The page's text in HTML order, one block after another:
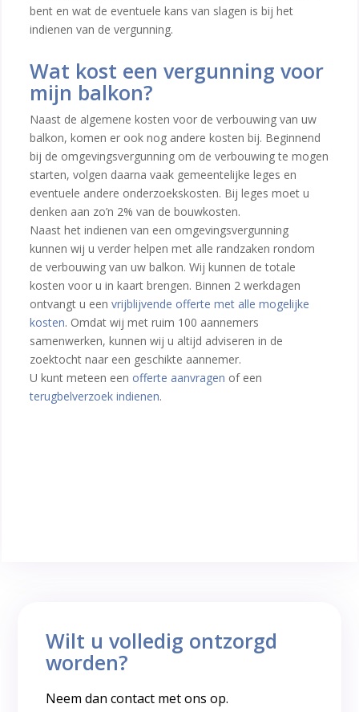
bent en wat de eventuele kans van slagen is bij het
indienen van de vergunning.
Wat kost een vergunning voor
mijn balkon?
Naast de algemene kosten voor de verbouwing van uw
balkon, komen er ook nog andere kosten bij. Beginnend
bij de omgevingsvergunning om de verbouwing te mogen
starten, volgen daarna vaak gemeentelijke leges en
eventuele andere onderzoekskosten. Bij leges moet u
denken aan zo’n 2% van de bouwkosten.
Naast het indienen van een omgevingsvergunning
kunnen wij u verder helpen met alle randzaken rondom
de verbouwing van uw balkon. Wij kunnen de totale
kosten voor u in kaart brengen. Binnen 2 werkdagen
ontvangt u eenvrijblijvende offerte met alle mogelijke
kosten. Omdat wij met ruim 100 aannemers
samenwerken, kunnen wij u altijd adviseren in de
zoektocht naar een geschikte aannemer.
U kunt meteen een offerte aanvragen of een
terugbelverzoek indienen.
Wilt u volledig ontzorgd
worden?
Neem dan contact met ons op.